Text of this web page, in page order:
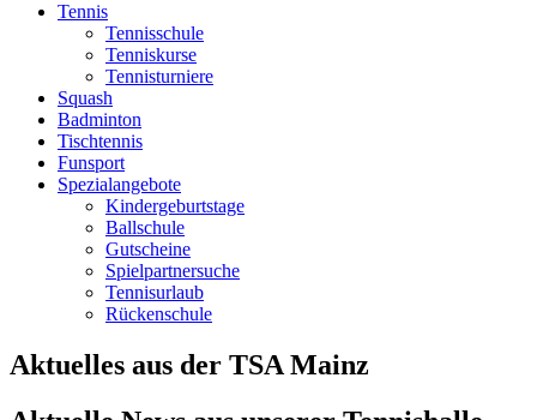
Tennis
Tennisschule
Tenniskurse
Tennisturniere
Squash
Badminton
Tischtennis
Funsport
Spezialangebote
Kindergeburtstage
Ballschule
Gutscheine
Spielpartnersuche
Tennisurlaub
Rückenschule
Aktuelles aus der TSA Mainz